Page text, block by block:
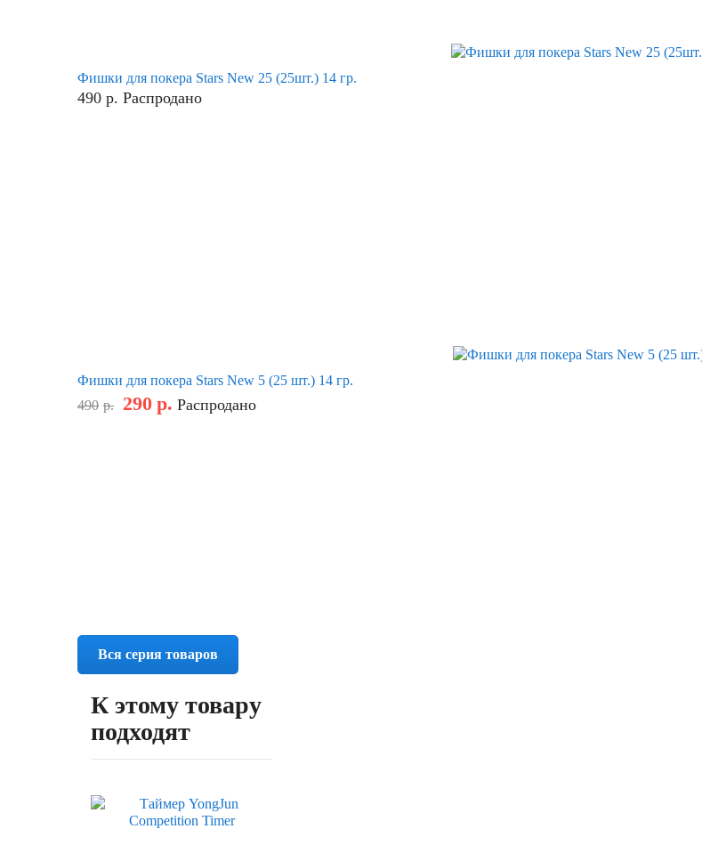
Фишки для покера Stars New 25 (25шт.) 14 гр.
490 р. Распродано
Фишки для покера Stars New 5 (25 шт.) 14 гр.
490 р. 290 р. Распродано
Вся серия товаров
К этому товару
подходят